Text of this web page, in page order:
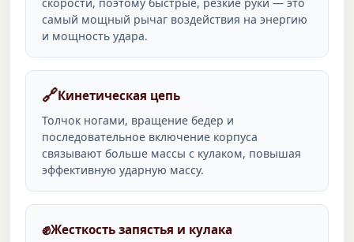
самый мощный рычаг воздействия на энергию
и мощность удара.
🔗Кинетическая цепь
Толчок ногами, вращение бедер и
последовательное включение корпуса
связывают больше массы с кулаком, повышая
эффективную ударную массу.
✊Жесткость запястья и кулака